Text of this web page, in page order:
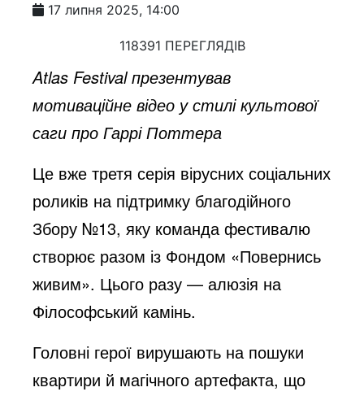
17 липня 2025, 14:00
118391 ПЕРЕГЛЯДІВ
Atlas Festival презентував
мотиваційне відео у стилі культової
саги про Гаррі Поттера
Це вже третя серія вірусних соціальних
роликів на підтримку благодійного
Збору №13, яку команда фестивалю
створює разом із Фондом «Повернись
живим». Цього разу — алюзія на
Філософський камінь.
Головні герої вирушають на пошуки
квартири й магічного артефакта, що